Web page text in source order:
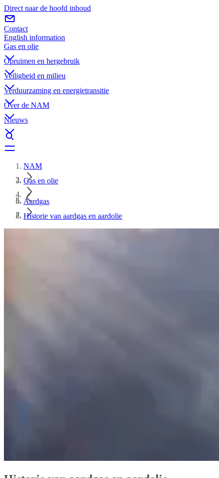
Direct naar de hoofd inhoud
Contact
English information
Gas en olie
Opruimen en hergebruik
Veiligheid en milieu
Verduurzaming en energietransitie
Over de NAM
Nieuws
NAM
Gas en olie
Aardgas
Historie van aardgas en aardolie